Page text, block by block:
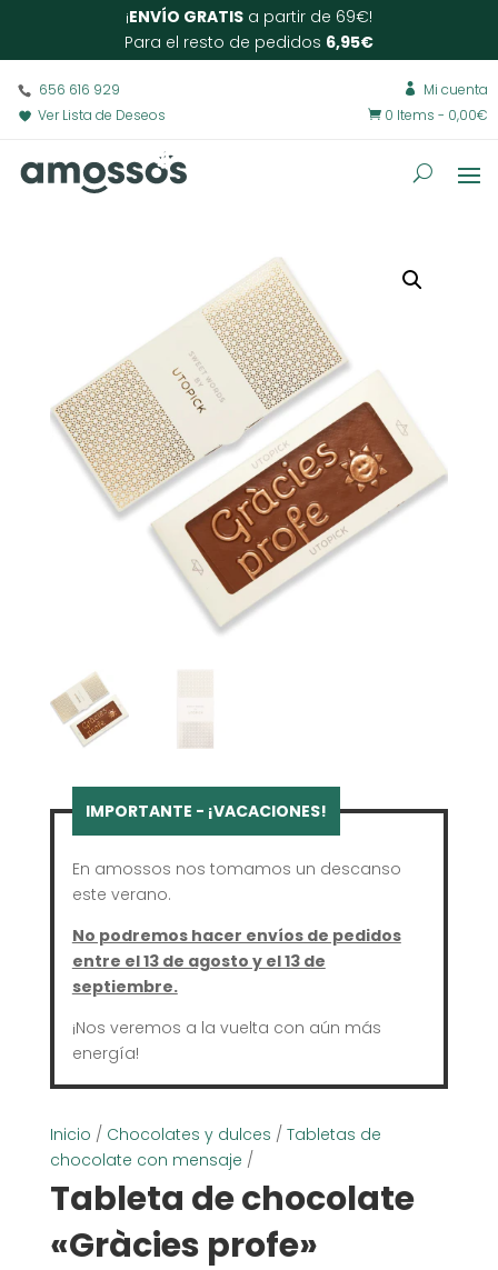
¡ENVÍO GRATIS a partir de 69€!
Para el resto de pedidos 6,95€
656 616 929
Ver Lista de Deseos
 Mi cuenta
 0 Items - 0,00€
En amossos nos tomamos un descanso
este verano.
No podremos hacer envíos de pedidos
entre el 13 de agosto y el 13 de
septiembre.
¡Nos veremos a la vuelta con aún más
energía!
Inicio / Chocolates y dulces / Tabletas de
chocolate con mensaje /
Tableta de chocolate
«Gràcies profe»